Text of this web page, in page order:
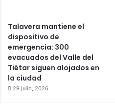
Talavera mantiene el
dispositivo de
emergencia: 300
evacuados del Valle del
Tiétar siguen alojados en
la ciudad
29 julio, 2026